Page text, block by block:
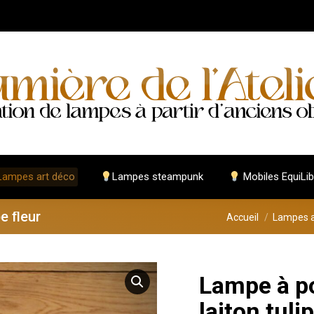
art déco Lampes steampunk Mobiles
fleur Vous êtes ici :
Accueil Lampes
Lampe à